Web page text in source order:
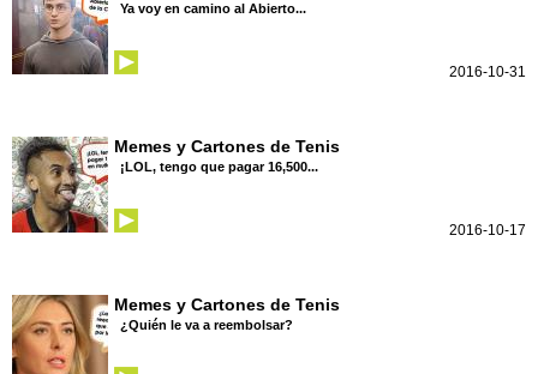
Ya voy en camino al Abierto...
2016-10-31
Memes y Cartones de Tenis
¡LOL, tengo que pagar 16,500...
2016-10-17
Memes y Cartones de Tenis
¿Quién le va a reembolsar?